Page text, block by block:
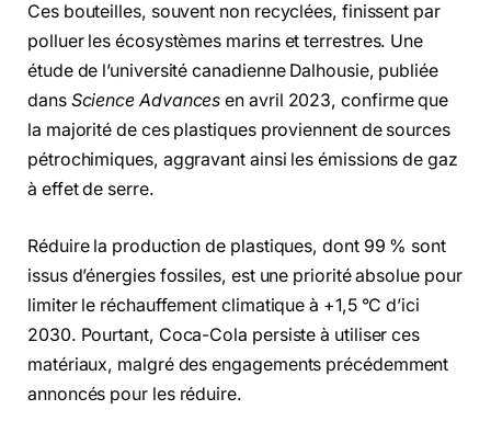
Ces bouteilles, souvent non recyclées, finissent par
polluer les écosystèmes marins et terrestres. Une
étude de l’université canadienne Dalhousie, publiée
dans Science Advances en avril 2023, confirme que
la majorité de ces plastiques proviennent de sources
pétrochimiques, aggravant ainsi les émissions de gaz
à effet de serre.
Réduire la production de plastiques, dont 99 % sont
issus d’énergies fossiles, est une priorité absolue pour
limiter le réchauffement climatique à +1,5 °C d’ici
2030. Pourtant, Coca-Cola persiste à utiliser ces
matériaux, malgré des engagements précédemment
annoncés pour les réduire.